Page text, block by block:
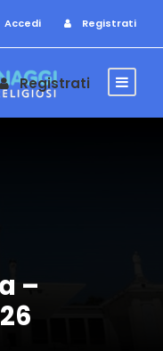
Accedi Registrati
Registrati
–